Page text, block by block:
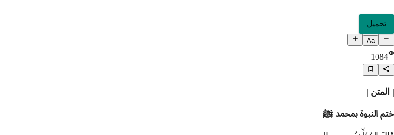
تحميل
Aa
1084
| المتن |
ختم النبوة بمحمد ﷺ